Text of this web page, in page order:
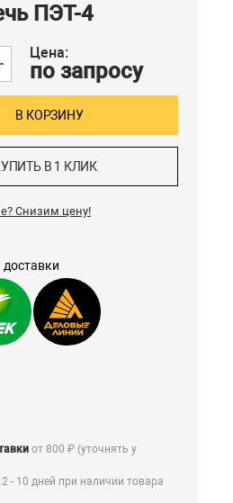
ПЭТ-4
Цена:
по запросу
В КОРЗИНУ
В 1 КЛИК
Снизим цену!
доставки
от 800 ₽ (уточнять у
- 10 дней при наличии товара